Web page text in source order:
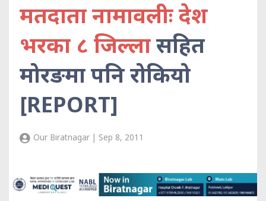
मतदाता नामावलीः देश
भरका ८ जिल्लासहित
मोरङमा पनि रोकियो
[REPORT]
Our Biratnagar | Sep 8, 2011